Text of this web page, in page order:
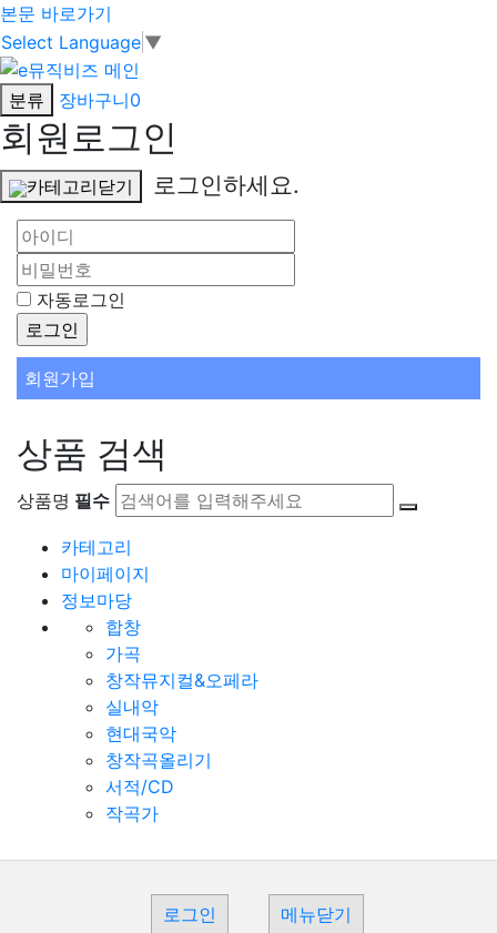
본문 바로가기
Select Language ▼
분류 장바구니0
회원로그인
카테고리닫기 로그인하세요.
자동로그인
회원가입
상품 검색
상품명 필수
카테고리
마이페이지
정보마당
합창
가곡
창작뮤지컬&오페라
실내악
현대국악
창작곡올리기
서적/CD
작곡가
로그인 메뉴닫기